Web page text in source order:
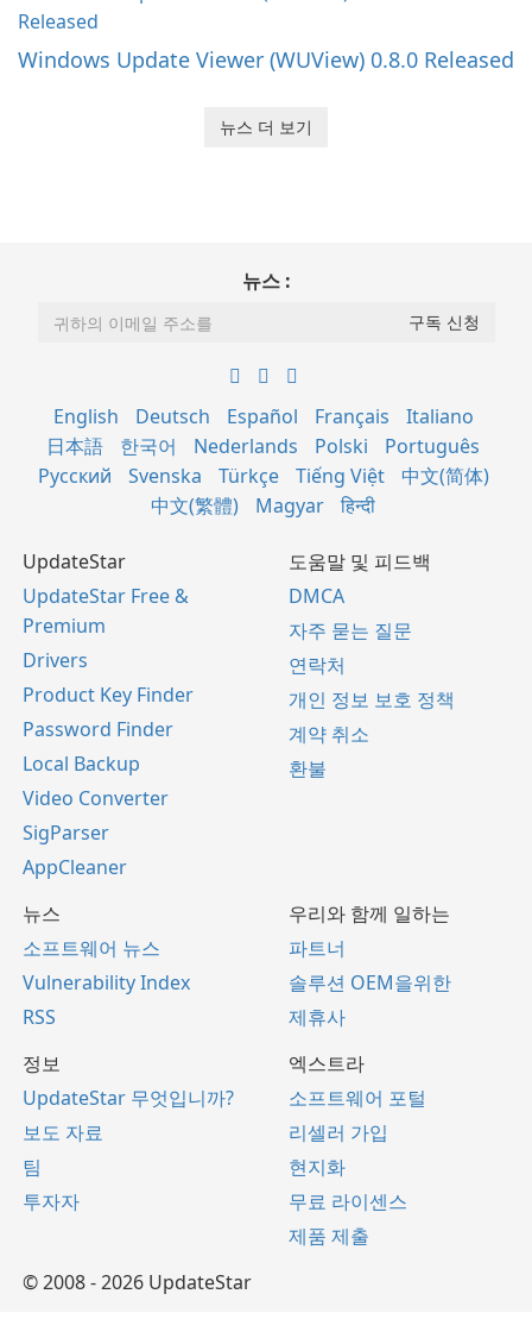
Windows Update Viewer (WUView) 0.8.0 Released
뉴스 더 보기
뉴스 :
English Deutsch Español Français
Italiano
日本語
한국어 Nederlands Polski
Português
Русский
Svenska Türkçe Tiếng Việt
中文(简体)
中文(繁體)
Magyar हिन्दी
UpdateStar
UpdateStar Free &
Premium
Drivers
Product Key Finder
Password Finder
Local Backup
Video Converter
SigParser
AppCleaner
도움말 및 피드백
DMCA
자주 묻는 질문
연락처
개인 정보 보호 정책
계약 취소
환불
뉴스
소프트웨어 뉴스
Vulnerability Index
RSS
우리와 함께 일하는
파트너
솔루션 OEM을위한
제휴사
정보
UpdateStar 무엇입니까?
보도 자료
팀
투자자
엑스트라
소프트웨어 포털
리셀러 가입
현지화
무료 라이센스
제품 제출
© 2008 - 2026 UpdateStar